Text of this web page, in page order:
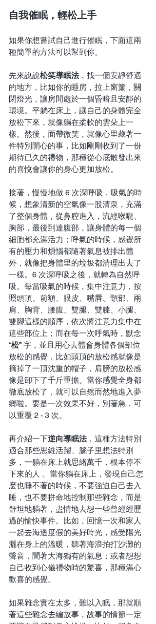
自我催眠，輕松上手
如果你想嘗試自己進行催眠，下面這兩
種簡單的方法可以幫到你。
先來說說松笑導眠法，找一個安靜舒適
的地方，比如你的睡房，拉上窗簾，關
閉燈光，讓房間處於一個昏暗且安靜的
環境。平躺在床上，讓自己的身體完全
放松下來，就像躺在柔軟的雲朵上一
樣。然後，面帶微笑，就像心里藏著一
件特別開心的事，比如剛剛收到了一份
期待已久的禮物，那種從心底散發出來
的喜悅會讓你的身心更加放松。
接著，慢慢地做 6 次深呼吸，吸氣的時
候，想象清新的空氣像一股清泉，充滿
了整個身體，從鼻腔進入，流經喉嚨、
胸部，最後到達腹部，讓身體的每一個
細胞都充滿活力；呼氣的時候，感覺所
有的壓力和煩惱都隨著氣息被排出體
外，就像把身體里的垃圾都清理出去了
一樣。6 次深呼吸之後，就轉為自然呼
吸。每當吸氣的時候，集中注意力，按
照頭頂、前額、眼皮、嘴唇、頸部、兩
肩、胸背、腰腹、雙腿、雙膝、小腿、
雙腳這樣的順序，依次將注意力集中在
這些部位上；而在每一次呼氣時，默念
“松” 字，並且用心去體會身體各個部位
放松的感覺，比如頭頂的放松感就像是
摘掉了一頂沈重的帽子，肩膀的放松感
像是卸下了千斤重擔。當你感覺全身都
徹底放松了，就可以自然而然地進入夢
鄉啦。要是一次效果不好，別著急，可
以重覆 2 - 3 次。
再介紹一下逆向導眠法，這種方法特別
適合那些思維活躍、腦子里想法特別
多，一躺在床上就思緒萬千，根本停不
下來的人 。當你躺在床上，發現自己怎
麽也睡不著的時候，不要強迫自己去入
睡，也不要拼命地控制那些雜念，而是
舒坦地躺著，盡情地去想一些曾經經歷
過的愉快事件。比如，回憶一次和家人
一起去海邊度假的美好時光，感受陽光
灑在身上的溫暖，聽著海浪拍打沙灘的
聲音，聞著大海獨有的氣息；或者想想
自己收到心儀禮物時的驚喜，那種滿心
歡喜的感覺。
如果雜念實在太多，難以入眠，那就順
著這些雜念去編故事，故事的情節一定